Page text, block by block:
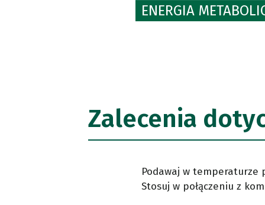
ENERGIA
Zalecenia
Podawaj w temperaturze
Stosuj w połączeniu z